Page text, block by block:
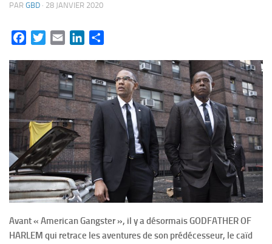
PAR GBD · 28 JANVIER 2020
FacebookTwitterEmail LinkedIn
Avant « American Gangster », il y a désormais GODFATHER OF
HARLEM qui retrace les aventures de son prédécesseur, le caïd